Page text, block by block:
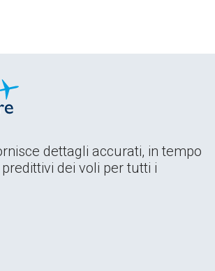
dettagli accurati, in tempo
dei voli per tutti i